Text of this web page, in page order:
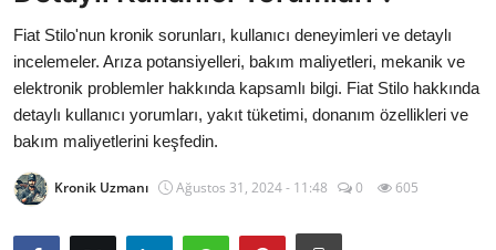
İletişim
Trafik & Cezalar
Sigorta & Kasko
Vergi & ÖTV & MTV
Fiat Stilo'nun kronik sorunları, kullanıcı deneyimleri ve detaylı
incelemeler. Arıza potansiyelleri, bakım maliyetleri, mekanik ve
elektronik problemler hakkında kapsamlı bilgi. Fiat Stilo hakkında
detaylı kullanıcı yorumları, yakıt tüketimi, donanım özellikleri ve
bakım maliyetlerini keşfedin.
Kronik Uzmanı Ağustos 31, 2024 - 11:48 0 605